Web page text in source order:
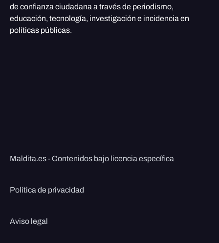
de confianza ciudadana a través de periodismo,
educación, tecnología, investigación e incidencia en
políticas públicas.
Maldita.es - Contenidos bajo licencia específica
Política de privacidad
Aviso legal